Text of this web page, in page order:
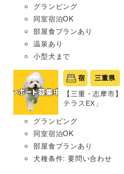
グランピング
同室宿泊OK
部屋食プランあり
温泉あり
小型犬まで
宿 三重県
【三重・志摩市
テラスEX」
グランピング
同室宿泊OK
部屋食プランあり
犬種条件: 要問い合わせ